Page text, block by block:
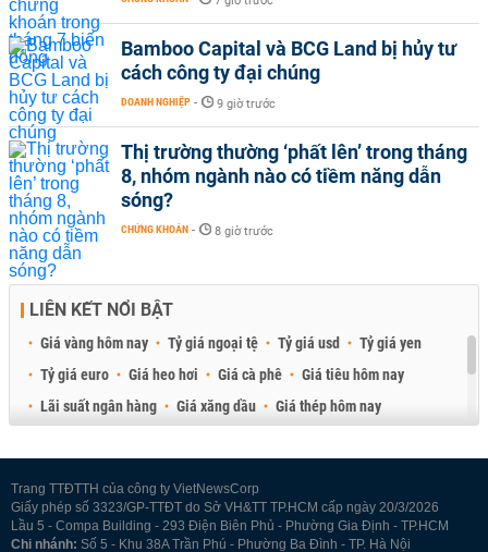
Bamboo Capital và BCG Land bị hủy tư
cách công ty đại chúng
DOANH NGHIỆP - 9 giờ trước
Thị trường thường ‘phất lên’ trong tháng
8, nhóm ngành nào có tiềm năng dẫn
sóng?
CHỨNG KHOÁN - 8 giờ trước
LIÊN KẾT NỔI BẬT
Giá vàng hôm nay Tỷ giá ngoại tệ Tỷ giá usd
Tỷ giá yen
Tỷ giá euro
Giá heo hơi Giá cà phê
Giá tiêu hôm nay
Lãi suất ngân hàng
Giá xăng dầu
Giá thép hôm nay
Trang TTĐTTH của công ty VietNewsCorp
Giấy phép số 3323/GP-TTĐT do Sở VH&TT TP.HCM cấp ngày 20/3/2026
Lầu 5 - Compa Building - 293 Điện Biên Phủ - Phường Gia Định - TP.HCM
Chi nhánh: Số 5 - Khu 38A Trần Phú - Phường Ba Đình - TP. Hà Nội